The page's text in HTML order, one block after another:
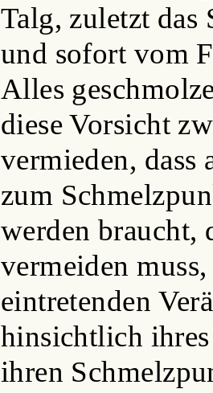
Talg, zuletzt das
und sofort vom
Alles
diese Vorsicht
vermieden, dass
zum
werden braucht,
vermeiden
eintretenden
hinsichtlich
ihren